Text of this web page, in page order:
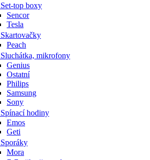
Set-top boxy
Sencor
Tesla
Skartovačky
Peach
Sluchátka, mikrofony
Genius
Ostatní
Philips
Samsung
Sony
Spínací hodiny
Emos
Geti
Sporáky
Mora